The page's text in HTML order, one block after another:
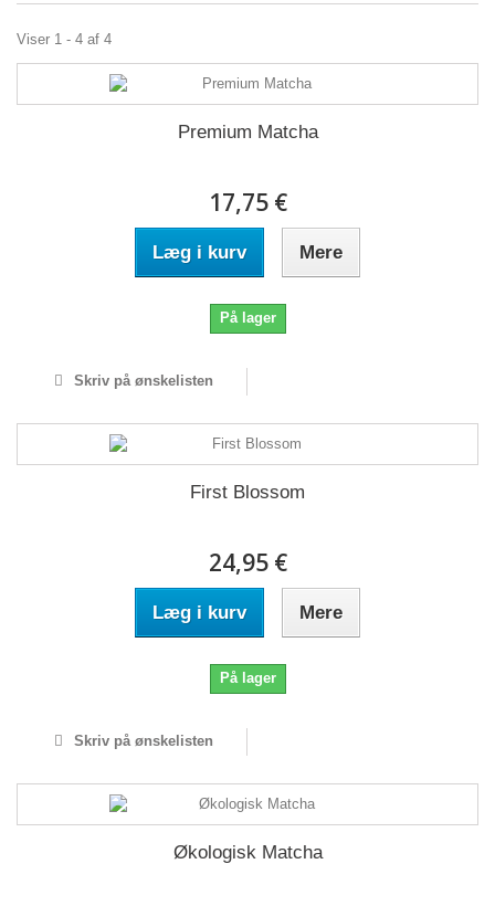
Viser 1 - 4 af 4
Premium Matcha
17,75 €
Læg i kurv Mere
På lager
Skriv på ønskelisten
First Blossom
24,95 €
Læg i kurv Mere
På lager
Skriv på ønskelisten
Økologisk Matcha